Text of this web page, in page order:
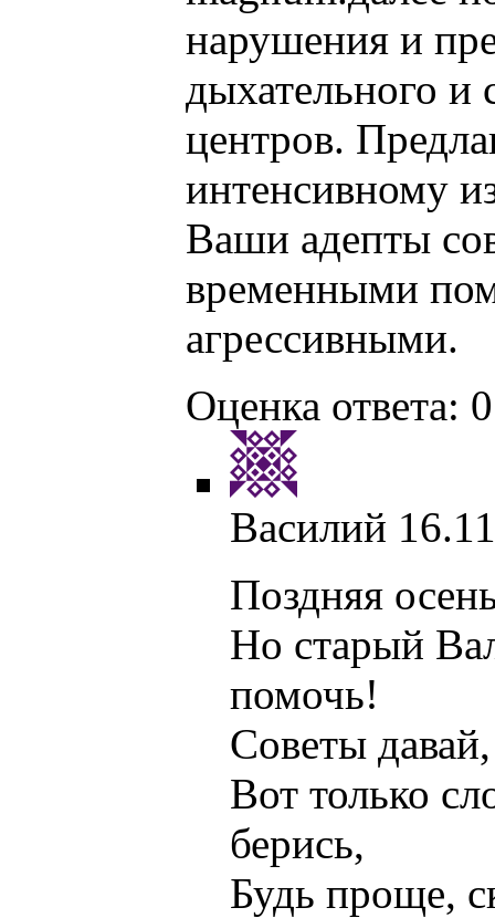
нарушения и
дыхательного и
центров.
интенсивному
Ваши адепты
временными
агрессивными.
Оценка ответа:
Василий
Поздняя
Но старый
помочь!
Советы
Вот только
берись,
Будь проще,